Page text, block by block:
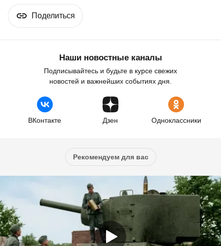
Поделиться
Наши новостные каналы
Подписывайтесь и будьте в курсе свежих
новостей и важнейших событиях дня.
ВКонтакте Дзен Одноклассники
Рекомендуем для вас